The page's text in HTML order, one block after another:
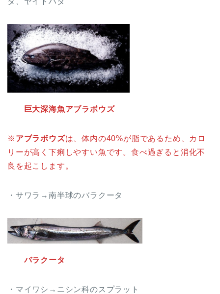
巨大深海魚アブラボウズ
※ アブラボウズは、体内の40%が脂であるため、カロ
リーが高く下痢しやすい魚です。食べ過ぎると消化不
良を起こします。
・サワラ→南半球のバラクータ
バラクータ
・マイワシ→ニシン科のスプラット